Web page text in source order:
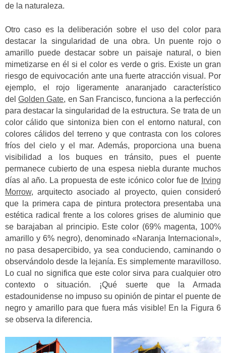
de la naturaleza.
Otro caso es la deliberación sobre el uso del color para
destacar la singularidad de una obra. Un puente rojo o
amarillo puede destacar sobre un paisaje natural, o bien
mimetizarse en él si el color es verde o gris. Existe un gran
riesgo de equivocación ante una fuerte atracción visual. Por
ejemplo, el rojo ligeramente anaranjado característico
delGolden Gate, en San Francisco, funciona a la perfección
para destacar la singularidad de la estructura. Se trata de un
color cálido que sintoniza bien con el entorno natural, con
colores cálidos del terreno y que contrasta con los colores
fríos del cielo y el mar. Además, proporciona una buena
visibilidad a los buques en tránsito, pues el puente
permanece cubierto de una espesa niebla durante muchos
días al año. La propuesta de este icónico color fue de Irving
Morrow, arquitecto asociado al proyecto, quien consideró
que la primera capa de pintura protectora presentaba una
estética radical frente a los colores grises de aluminio que
se barajaban al principio. Este color (69% magenta, 100%
amarillo y 6% negro), denominado «Naranja Internacional»,
no pasa desapercibido, ya sea conduciendo, caminando o
observándolo desde la lejanía. Es simplemente maravilloso.
Lo cual no significa que este color sirva para cualquier otro
contexto o situación. ¡Qué suerte que la Armada
estadounidense no impuso su opinión de pintar el puente de
negro y amarillo para que fuera más visible! En la Figura 6
se observa la diferencia.